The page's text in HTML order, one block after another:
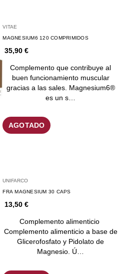
VITAE
MAGNESIUM6 120 COMPRIMIDOS
35,90 €
Complemento que contribuye al
buen funcionamiento muscular
gracias a las sales. Magnesium6®
es un s…
AGOTADO
UNIFARCO
FRA MAGNESIUM 30 CAPS
13,50 €
Complemento alimenticio ​​
Complemento alimenticio a base de
Glicerofosfato y Pidolato de
Magnesio. Ú…